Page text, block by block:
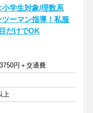
小学生対象/理数系
ーマン指導！私服
だけでOK
円＋交通費
上